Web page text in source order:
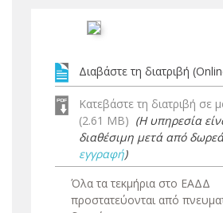
Διαβάστε τη διατριβή
Κατεβάστε τη διατριβή σε
(2.61 MB) (Η υπηρεσία
διαθέσιμη μετά από
εγγραφή)
Όλα τα τεκμήρια στο ΕΑΔΔ
προστατεύονται από